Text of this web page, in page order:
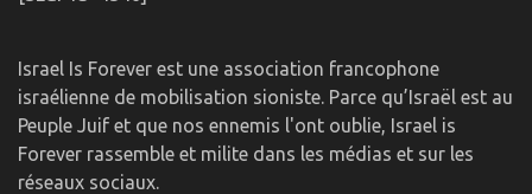
Israel Is Forever est une association francophone
israélienne de mobilisation sioniste. Parce qu’Israël est au
Peuple Juif et que nos ennemis l'ont oublie, Israel is
Forever rassemble et milite dans les médias et sur les
réseaux sociaux.